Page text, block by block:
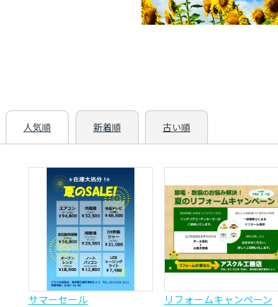
人気順 新着順 古い順
サマーセール リフォームキャンペーン